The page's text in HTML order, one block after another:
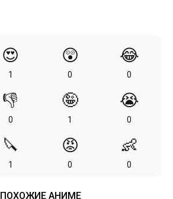
😍
1
😲
0
😂
0
👎
0
🤪
1
😭
0
🔪
1
😡
0
👶
0
ПОХОЖИЕ АНИМЕ